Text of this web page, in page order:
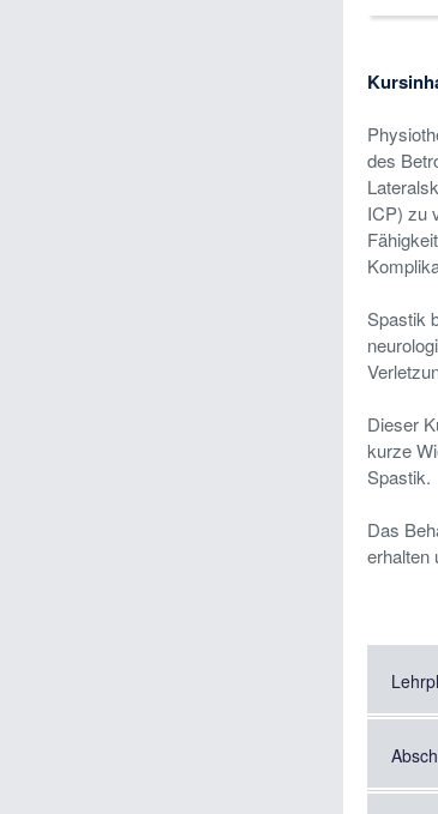
des
ICP) zu
Spastik
Dieser
kurze
Spastik.
Das
erhalten